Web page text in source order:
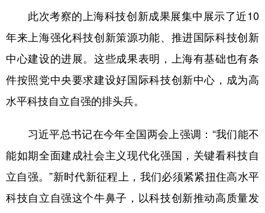
此次考察的上海科技创新成果展集中展示了近10
年来上海强化科技创新策源功能、推进国际科技创新
中心建设的进展。这些成果表明，上海有基础也有条
件按照党中央要求建设好国际科技创新中心，成为高
水平科技自立自强的排头兵。
习近平总书记在今年全国两会上强调：“我们能不
能如期全面建成社会主义现代化强国，关键看科技自
立自强。”新时代新征程上，我们必须紧紧扭住高水平
科技自立自强这个牛鼻子，以科技创新推动高质量发